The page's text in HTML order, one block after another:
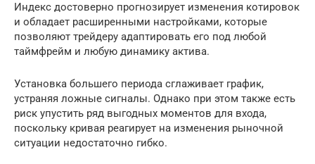
Индекс достоверно прогнозирует изменения котировок
и обладает расширенными настройками, которые
позволяют трейдеру адаптировать его под любой
таймфрейм и любую динамику актива.
Установка большего периода сглаживает график,
устраняя ложные сигналы. Однако при этом также есть
риск упустить ряд выгодных моментов для входа,
поскольку кривая реагирует на изменения рыночной
ситуации недостаточно гибко.